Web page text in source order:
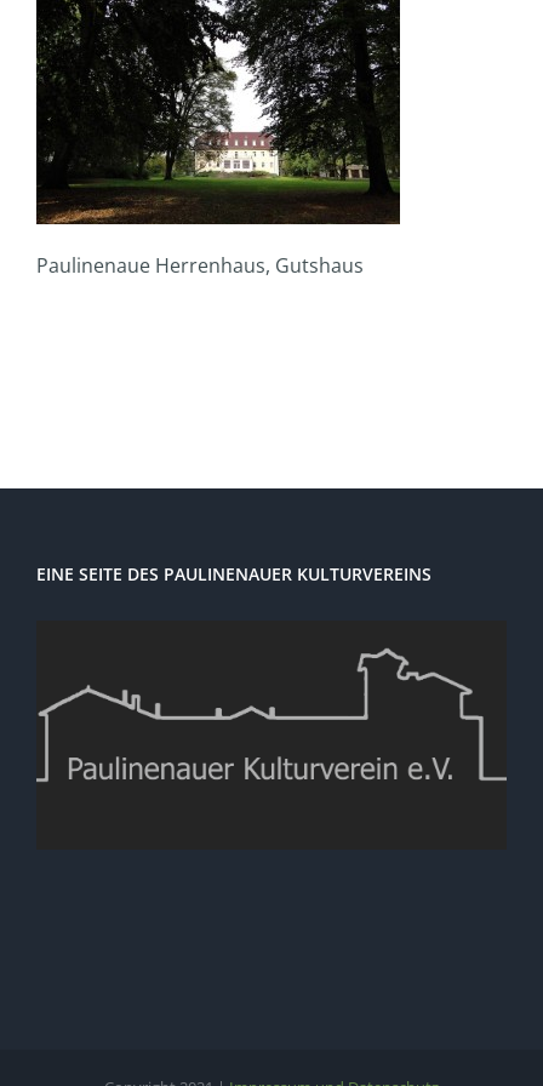
Paulinenaue Herrenhaus, Gutshaus
EINE SEITE DES PAULINENAUER KULTURVEREINS